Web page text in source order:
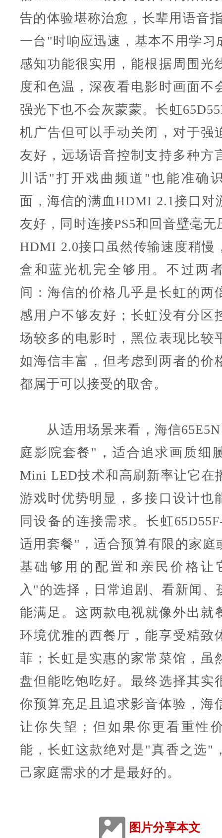
告的体验堪称治愈，长辈用语音
一台"时响应迅速，基本不用学习
感知功能很实用，能根据周围光
度和色温，深夜看电影时画面不
强光下也不会灰蒙蒙。长虹
机广告但可以手动关闭，对于强
友好，远场语音控制支持多种方
川话"打开戏曲频道"也能准确
面，海信的满血HDMI 2.1接口对
友好，同时连接PS5和回音壁毫无
HDMI 2.0接口虽然传输速度稍慢
盒和蓝光机完全够用。不过两
间：海信的价格几乎是长虹的两
感用户不够友好；长虹没有分区
场较多的电影时，黑位表现比较
如海信丰富，但考虑到两者的价
都属于可以接受的取舍。
从适用场景来看，海信65E5N
庭影院套餐"，适合追求画质细
Mini LED技术和高刷新率让它在
游戏时优势明显，多接口设计也
同设备的连接需求。长虹
适用套餐"，适合预算有限的家庭
基础够用的配置和亲民价格让
入"的选择，日常追剧、看新闻、
能满足。这两款电视就像外出
环境优雅的西餐厅，能享受精致
菲；长虹是实惠的家常菜馆，虽
盘但能吃饱吃好。最终选择其实
你预算充足且追求影音体验，海
让你失望；但如果你更看重性
能，长虹这款绝对是"真香之选"
己家庭需求的才是最好的。
图片分享本文